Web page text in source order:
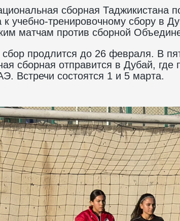
сборная Таджикистана
к учебно-тренировочному сбору в
матчам против сборной
продлится до 26 февраля. В
сборная отправится в Дубай,
Встречи состоятся 1 и 5 марта.